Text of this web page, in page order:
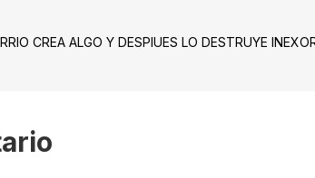
CREA ALGO Y DESPIUES LO DESTRUYE